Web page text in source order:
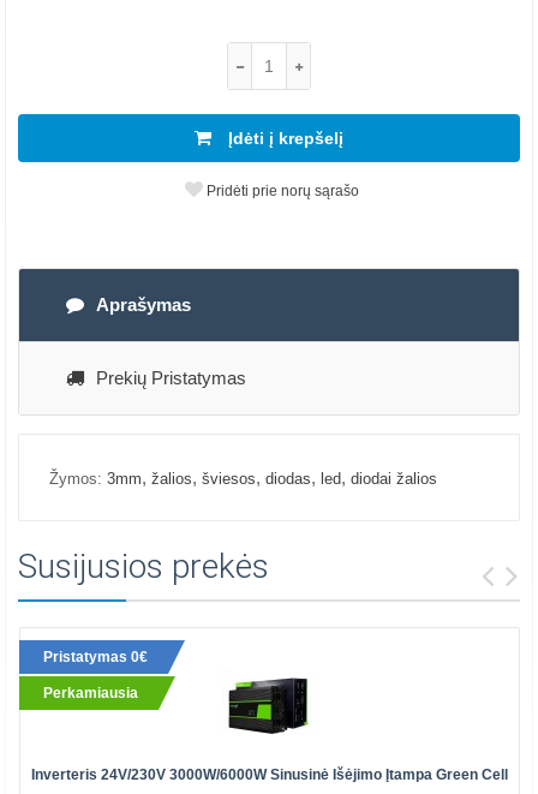
Įdėti į krepšelį
Pridėti prie norų sąrašo
Aprašymas
Prekių Pristatymas
Žymos: 3mm, žalios, šviesos, diodas, led, diodai žalios
Susijusios prekės
Pristatymas 0€
Perkamiausia
Inverteris 24V/230V 3000W/6000W Sinusinė Išėjimo Įtampa Green Cell